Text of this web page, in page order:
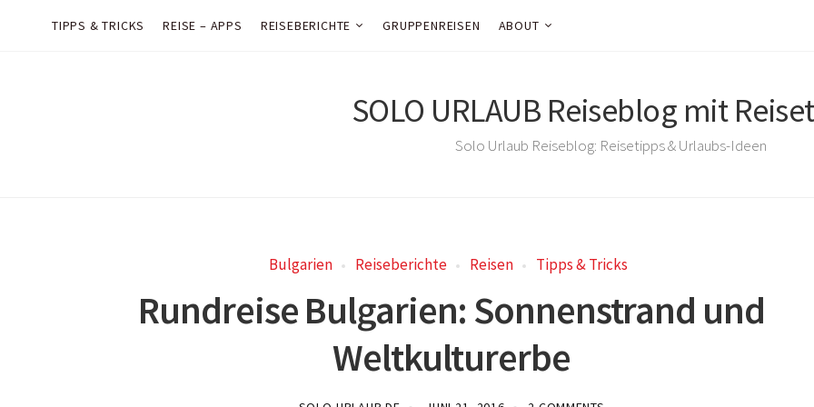
TIPPS & TRICKS REISE – APPS REISEBERICHTE GRUPPENREISEN ABOUT
SOLO URLAUB Reiseblog mit
Solo Urlaub Reiseblog: Reisetipps & Urlaubs-Ideen
Bulgarien Reiseberichte Reisen Tipps & Tricks
Rundreise Bulgarien: Sonnenstrand und
Weltkulturerbe